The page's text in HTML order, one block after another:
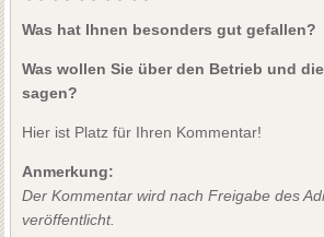
Was hat Ihnen besonders gut gefallen?
Was wollen Sie über den Betrieb und
sagen?
Hier ist Platz für Ihren Kommentar!
Anmerkung:
Der Kommentar wird nach Freigabe des
veröffentlicht.